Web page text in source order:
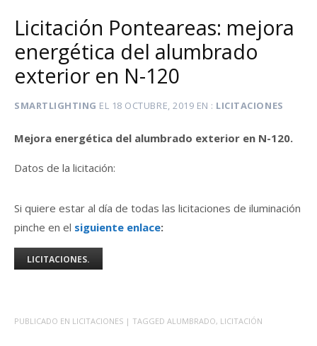
Licitación Ponteareas: mejora
energética del alumbrado
exterior en N-120
SMARTLIGHTING EL 18 OCTUBRE, 2019 EN LICITACIONES
Mejora energética del alumbrado exterior en N-120.
Datos de la licitación:
Si quiere estar al día de todas las licitaciones de iluminación
pinche en el siguiente enlace:
LICITACIONES.
PUBLICADO EN LICITACIONES | TAGGED ALUMBRADO, LICITACIÓN